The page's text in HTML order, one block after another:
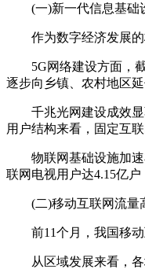
(一)新一代信息基础
作为数字经济发展的
5G网络建设方面，截
逐步向乡镇、农村地区
千兆光网建设成效显著
用户结构来看，固定互
物联网基础设施加速
联网电视用户达4.15亿
(二)移动互联网流量
前11个月，我国移动
从区域发展来看，各